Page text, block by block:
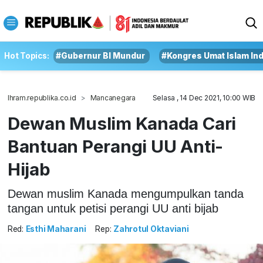
Hot Topics: #Gubernur BI Mundur #Kongres Umat Islam
Ihram.republika.co.id Mancanegara Selasa , 14 Dec 2021, 10:00 WIB
Dewan Muslim Kanada Cari
Bantuan Perangi UU Anti-
Hijab
Dewan muslim Kanada mengumpulkan tanda
tangan untuk petisi perangi UU anti bijab
Red: Esthi Maharani Rep: Zahrotul Oktaviani